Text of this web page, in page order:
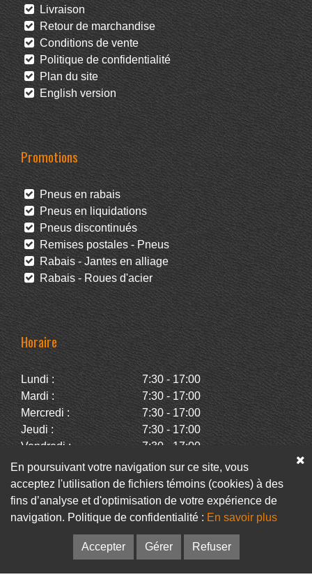
Livraison
Retour de marchandise
Conditions de vente
Politique de confidentialité
Plan du site
English version
Promotions
Pneus en rabais
Pneus en liquidations
Pneus discontinués
Remises postales - Pneus
Rabais - Jantes en alliage
Rabais - Roues d'acier
Horaire
Lundi :
7:30 - 17:00
Mardi :
7:30 - 17:00
Mercredi :
7:30 - 17:00
Jeudi :
7:30 - 17:00
Vendredi :
7:30 - 17:00
Samedi :
Fermé
Dimanche :
Fermé
Facebook Infolettre
© Pneus Paquet /Pneus St-Hubert • Web :Option PME
En poursuivant votre navigation sur ce site, vous
acceptez l'utilisation de fichiers témoins (cookies) à des
fins d’analyse et d'optimisation de votre expérience de
navigation. Politique de confidentialité : En savoir plus
Accepter Gérer Refuser